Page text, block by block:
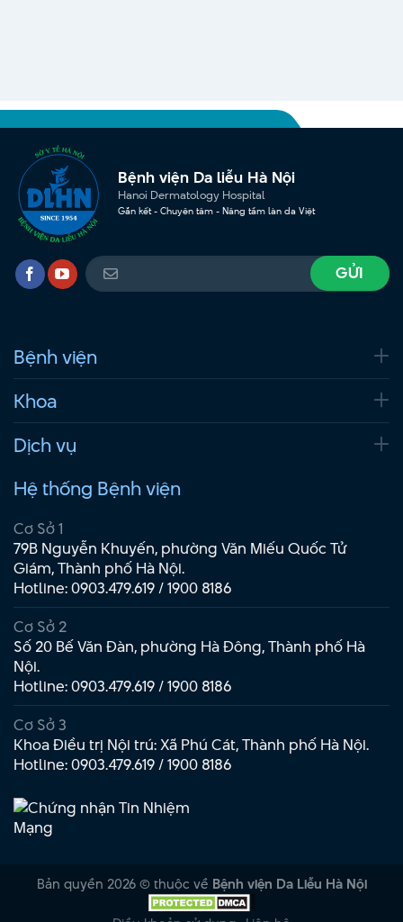
Bệnh viện Da liễu Hà Nội
Hanoi Dermatology Hospital
Gắn kết - Chuyên tâm - Nâng tầm làn da Việt
Bệnh viện
Khoa
Dịch vụ
Hệ thống Bệnh viện
Cơ Sở 1
79B Nguyễn Khuyến, phường Văn Miếu Quốc Tử
Giám, Thành phố Hà Nội.
Hotline:0903.479.619/1900 8186
Cơ Sở 2
Số 20 Bế Văn Đàn, phường Hà Đông, Thành phố Hà
Nội.
Hotline:0903.479.619/1900 8186
Cơ Sở 3
Khoa Điều trị Nội trú: Xã Phú Cát, Thành phố Hà Nội.
Hotline:0903.479.619/1900 8186
Bản quyền 2026 © thuộc về Bệnh viện Da Liễu Hà Nội